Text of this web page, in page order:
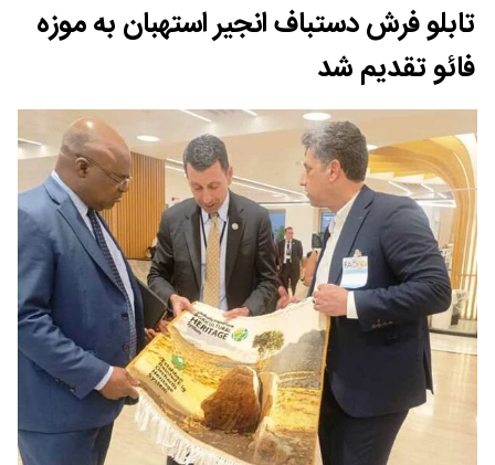
تابلو فرش دستباف انجیر استهبان به موزه
فائو تقدیم شد